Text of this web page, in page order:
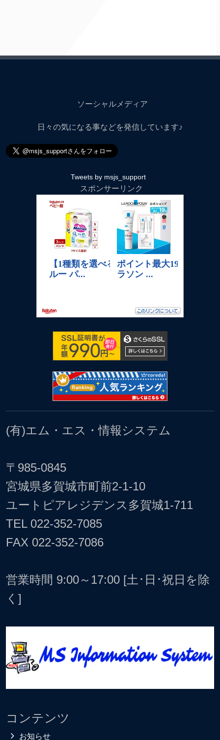
ソーシャルメディア
日々の気になる事などを発信しています♪
Tweets by msjs_support
スポンサーリンク
(有)エム・エス・情報システム
〒985-0845
宮城県多賀城市町前2-1-10
ユートピアレジデンス多賀城1-711
TEL 022-352-7085
FAX 022-352-7086
営業時間 9:00～17:00 [土･日･祝日を除
く]
コンテンツ
お知らせ